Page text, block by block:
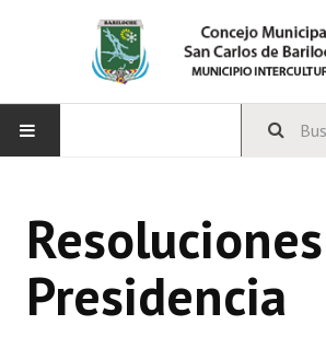
CONCEJO
Bloques Políticos
Presidencia